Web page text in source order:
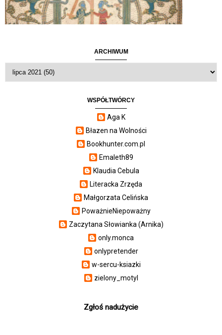
ARCHIWUM
WSPÓŁTWÓRCY
Aga K
Błazen na Wolności
Bookhunter.com.pl
Emaleth89
Klaudia Cebula
Literacka Zrzęda
Małgorzata Celińska
PoważnieNiepoważny
Zaczytana Słowianka (Arnika)
only.monca
onlypretender
w-sercu-ksiazki
zielony_motyl
Zgłoś nadużycie